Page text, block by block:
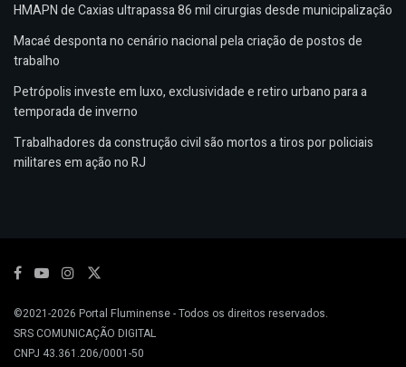
HMAPN de Caxias ultrapassa 86 mil cirurgias desde municipalização
Macaé desponta no cenário nacional pela criação de postos de
trabalho
Petrópolis investe em luxo, exclusividade e retiro urbano para a
temporada de inverno
Trabalhadores da construção civil são mortos a tiros por policiais
militares em ação no RJ
©2021-2026 Portal Fluminense- Todos os direitos reservados.
SRS COMUNICAÇÃO DIGITAL
CNPJ 43.361.206/0001-50